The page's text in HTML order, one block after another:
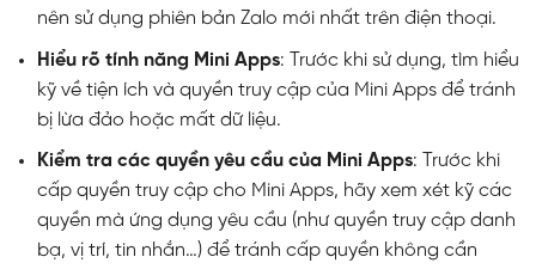
nên sử dụng phiên bản Zalo mới nhất trên điện thoại.
Hiểu rõ tính năng Mini Apps: Trước khi sử dụng, tìm hiểu
kỹ về tiện ích và quyền truy cập của Mini Apps để tránh
bị lừa đảo hoặc mất dữ liệu.
Kiểm tra các quyền yêu cầu của Mini Apps: Trước khi
cấp quyền truy cập cho Mini Apps, hãy xem xét kỹ các
quyền mà ứng dụng yêu cầu (như quyền truy cập danh
bạ, vị trí, tin nhắn…) để tránh cấp quyền không cần